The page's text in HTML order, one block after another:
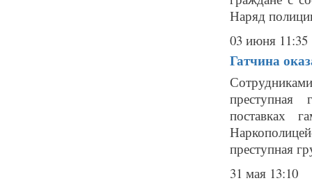
Наряд
03 июня 11:35
Гатчина
преступная
поставках
преступная
31 мая 13:10